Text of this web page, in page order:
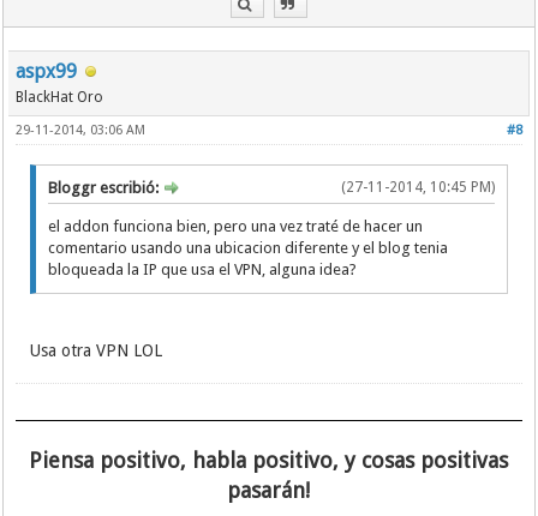
aspx99
BlackHat Oro
#8
29-11-2014, 03:06 AM
(27-11-2014, 10:45 PM)
Bloggr escribió:
el addon funciona bien, pero una vez traté de hacer un
comentario usando una ubicacion diferente y el blog tenia
bloqueada la IP que usa el VPN, alguna idea?
Usa otra VPN LOL
Piensa positivo, habla positivo, y cosas positivas
pasarán!